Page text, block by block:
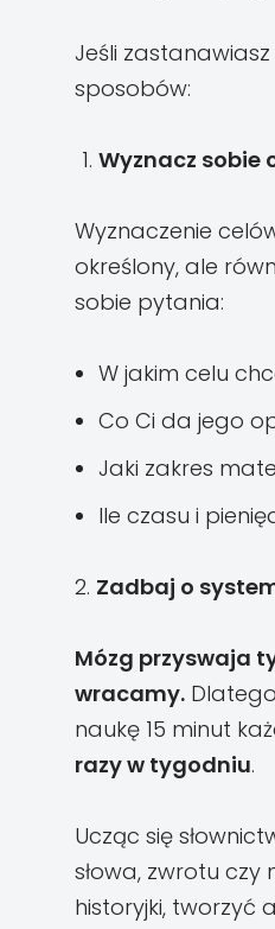
Jeśli
sposobów:
Wyznacz sobie
Wyznaczenie
określony, ale
sobie pytania:
W jakim celu
Co Ci da jego
Jaki zakres
Ile czasu i
2. Zadbaj o
Mózg przyswaja
wracamy.
naukę 15 minut
razy w tygodniu.
Ucząc się
słowa, zwrotu
historyjki, tworzyć